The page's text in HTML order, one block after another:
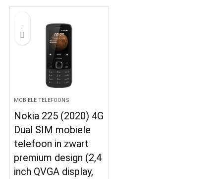
MOBIELE TELEFOONS
Nokia 225 (2020) 4G
Dual SIM mobiele
telefoon in zwart
premium design (2,4
inch QVGA display,